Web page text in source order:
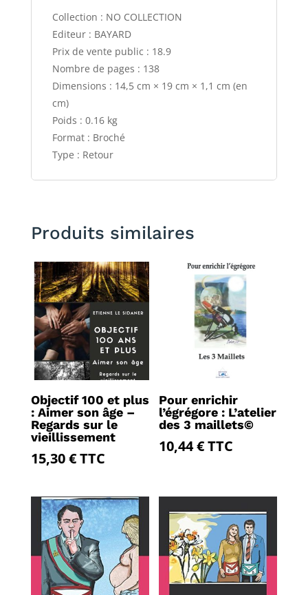
Collection : NO COLLECTION
Editeur : BAYARD
Prix de vente public : 18.9
Nombre de pages : 138
Dimensions : 14,5 cm × 19 cm × 1,1 cm (en
cm)
Poids : 0.16 kg
Format : Broché
Type : Retour
Produits similaires
Objectif 100 et plus
: Aimer son âge –
Regards sur le
vieillissement
15,30€TTC
Pour enrichir
l’égrégore : L’atelier
des 3 maillets©
10,44€TTC